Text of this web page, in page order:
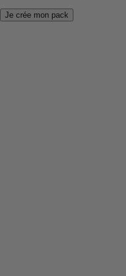
Je crée mon pack